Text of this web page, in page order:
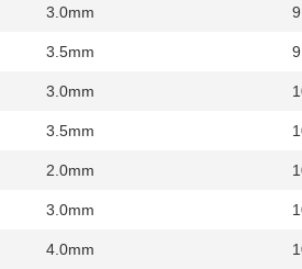
3.0mm
3.5mm
3.0mm
3.5mm
2.0mm
3.0mm
4.0mm